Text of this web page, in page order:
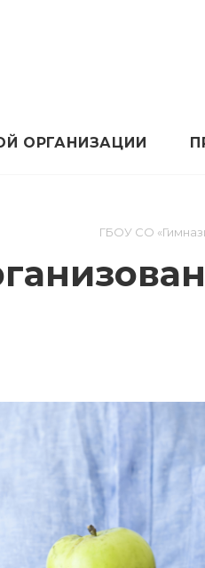
ОРГАНИЗАЦИИ
ГБОУ СО